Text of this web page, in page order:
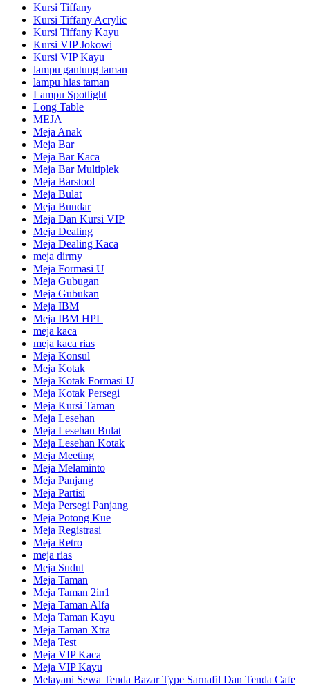
Kursi Tiffany
Kursi Tiffany Acrylic
Kursi Tiffany Kayu
Kursi VIP Jokowi
Kursi VIP Kayu
lampu gantung taman
lampu hias taman
Lampu Spotlight
Long Table
MEJA
Meja Anak
Meja Bar
Meja Bar Kaca
Meja Bar Multiplek
Meja Barstool
Meja Bulat
Meja Bundar
Meja Dan Kursi VIP
Meja Dealing
Meja Dealing Kaca
meja dirmy
Meja Formasi U
Meja Gubugan
Meja Gubukan
Meja IBM
Meja IBM HPL
meja kaca
meja kaca rias
Meja Konsul
Meja Kotak
Meja Kotak Formasi U
Meja Kotak Persegi
Meja Kursi Taman
Meja Lesehan
Meja Lesehan Bulat
Meja Lesehan Kotak
Meja Meeting
Meja Melaminto
Meja Panjang
Meja Partisi
Meja Persegi Panjang
Meja Potong Kue
Meja Registrasi
Meja Retro
meja rias
Meja Sudut
Meja Taman
Meja Taman 2in1
Meja Taman Alfa
Meja Taman Kayu
Meja Taman Xtra
Meja Test
Meja VIP Kaca
Meja VIP Kayu
Melayani Sewa Tenda Bazar Type Sarnafil Dan Tenda Cafe